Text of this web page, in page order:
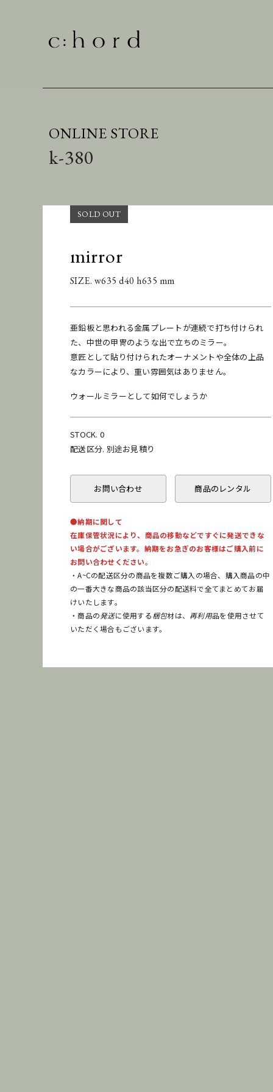
ONLINE STORE
k-380
mirror
SIZE. w635 d40 h635 mm
亜鉛板と思われる金属プレートが連続で打ち付けられ
た、中世の甲冑のような出で立ちのミラー。
意匠として貼り付けられたオーナメントや全体の上品
なカラーにより、重い雰囲気はありません。
ウォールミラーとして如何でしょうか
STOCK. 0
配送区分. 別途お見積り
お問い合わせ 商品のレンタル
●納期に関して
在庫保管状況により、商品の移動などですぐに発送できな
い場合がございます。納期をお急ぎのお客様はご購入前に
お問い合わせください。
・A~Cの配送区分の商品を複数ご購入の場合、購入商品の中
の一番大きな商品の該当区分の配送料で全てまとめてお届
けいたします。
・商品の発送に使用する梱包材は、 再利用品を使用させて
いただく場合もございます。